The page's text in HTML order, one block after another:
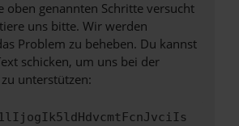
oben genannten Schritte versucht
uns bitte. Wir werden
Problem zu beheben. Du kannst
schicken, um uns bei der
unterstützen: